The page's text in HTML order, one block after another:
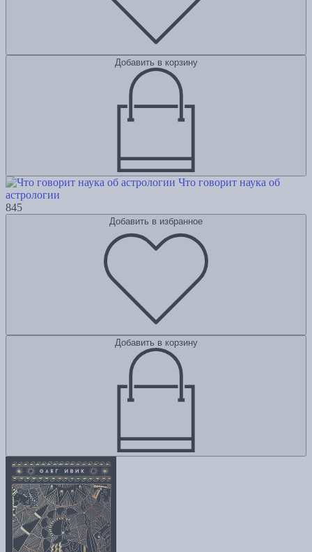
Добавить в корзину
Что говорит наука об
астрологии
845
Добавить в избранное
Добавить в корзину